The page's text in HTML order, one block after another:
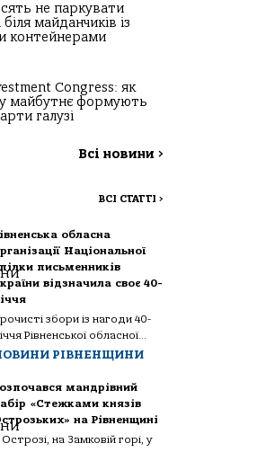
не паркувати
майданчиків із
контейнерами
Congress: як
у майбутнє формують
галузі
Всі новини >
ВСІ СТАТТІ >
обласна
Національної
письменників
відзначила своє 40-
збори із нагоди 40-
Рівненської обласної...
РІВНЕНЩИНИ
мандрівний
«Стежками князів
на Рівненщині
Острозі, на Замковій горі, у